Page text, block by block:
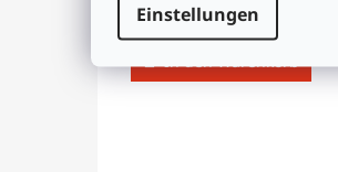
Einstellungen
€5,40
In den Warenkorb